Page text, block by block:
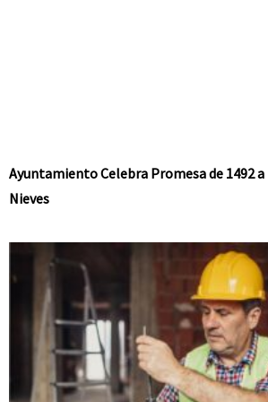
Ayuntamiento Celebra Promesa de 1492 a
Nieves